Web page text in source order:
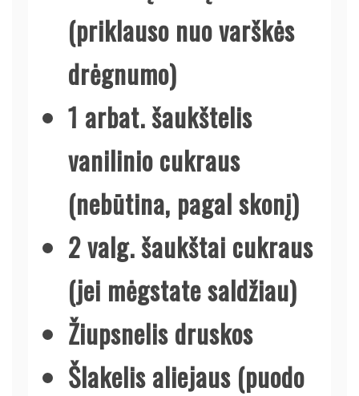
(priklauso nuo varškės
drėgnumo)
1 arbat. šaukštelis
vanilinio cukraus
(nebūtina, pagal skonį)
2 valg. šaukštai cukraus
(jei mėgstate saldžiau)
Žiupsnelis druskos
Šlakelis aliejaus (puodo